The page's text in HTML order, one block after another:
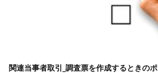
関連当事者取引_調査票を作成するときの